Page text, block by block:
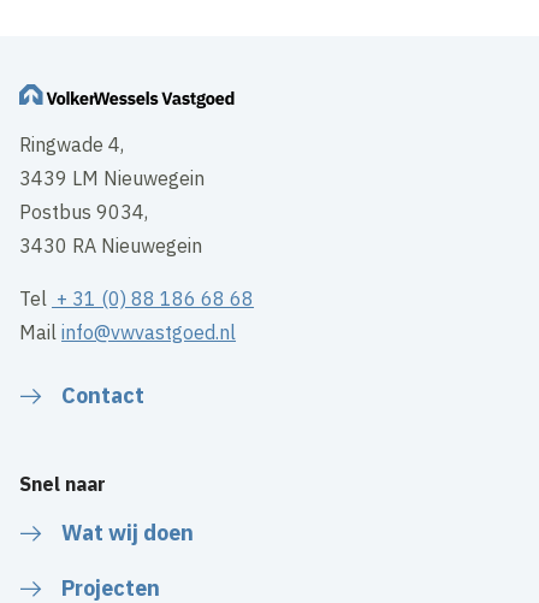
Ringwade 4,
3439 LM Nieuwegein
Postbus 9034,
3430 RA Nieuwegein
Tel + 31 (0) 88 186 68 68
Mailinfo@vwvastgoed.nl
Contact
Snel naar
Wat wij doen
Projecten